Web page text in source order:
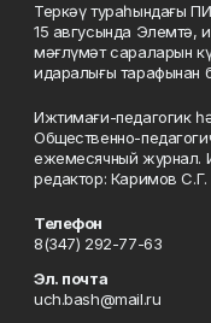
Теркәү тураһындағы
15 авгусында Элемтә,
мәғлүмәт сараларын
идаралығы тарафынан
Ижтимағи-педагогик
Общественно-
ежемесячный журнал.
редактор: Каримов С.Г.
Телефон
8(347) 292-77-63
Эл. почта
uch.bash@mail.ru